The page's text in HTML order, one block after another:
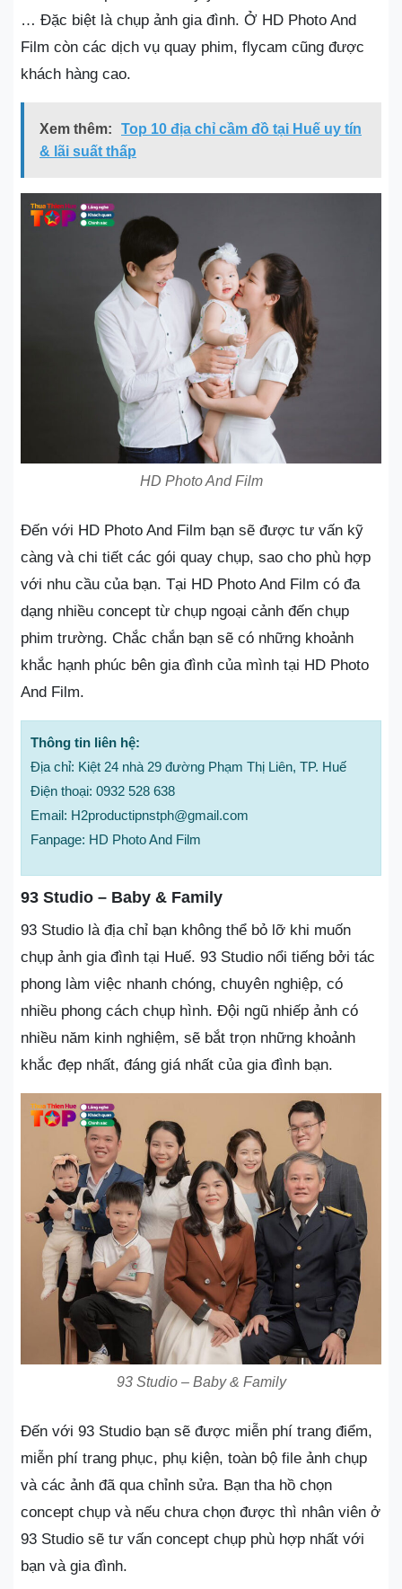
… Đặc biệt là chụp ảnh gia đình. Ở HD Photo And
Film còn các dịch vụ quay phim, flycam cũng được
khách hàng cao.
Xem thêm:
Top 10 địa chỉ cầm đồ tại Huế uy tín
& lãi suất thấp
HD Photo And Film
Đến với HD Photo And Film bạn sẽ được tư vấn kỹ
càng và chi tiết các gói quay chụp, sao cho phù hợp
với nhu cầu của bạn. Tại HD Photo And Film có đa
dạng nhiều concept từ chụp ngoại cảnh đến chụp
phim trường. Chắc chắn bạn sẽ có những khoảnh
khắc hạnh phúc bên gia đình của mình tại HD Photo
And Film.
Thông tin liên hệ:
Địa chỉ: Kiệt 24 nhà 29 đường Phạm Thị Liên, TP. Huế
Điện thoại: 0932 528 638
Email: H2productipnstph@gmail.com
Fanpage: HD Photo And Film
93 Studio – Baby & Family
93 Studio là địa chỉ bạn không thể bỏ lỡ khi muốn
chụp ảnh gia đình tại Huế. 93 Studio nổi tiếng bởi tác
phong làm việc nhanh chóng, chuyên nghiệp, có
nhiều phong cách chụp hình. Đội ngũ nhiếp ảnh có
nhiều năm kinh nghiệm, sẽ bắt trọn những khoảnh
khắc đẹp nhất, đáng giá nhất của gia đình bạn.
93 Studio – Baby & Family
Đến với 93 Studio bạn sẽ được miễn phí trang điểm,
miễn phí trang phục, phụ kiện, toàn bộ file ảnh chụp
và các ảnh đã qua chỉnh sửa. Bạn tha hồ chọn
concept chụp và nếu chưa chọn được thì nhân viên ở
93 Studio sẽ tư vấn concept chụp phù hợp nhất với
bạn và gia đình.